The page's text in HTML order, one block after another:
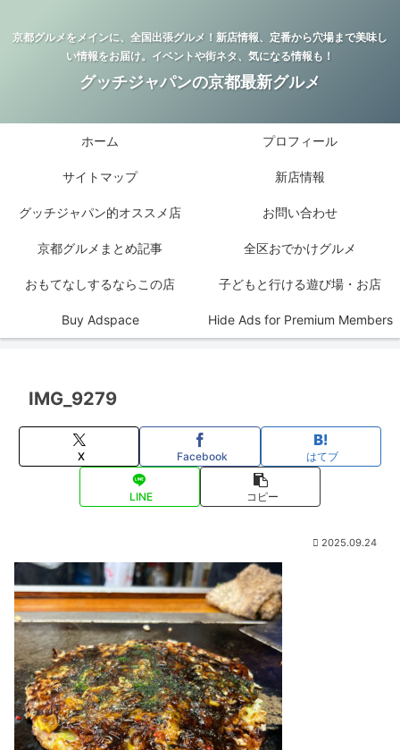
京都グルメをメインに、全国出張グルメ！新店情報、定番から穴場まで美味し
い情報をお届け。イベントや街ネタ、気になる情報も！
グッチジャパンの京都最新グルメ
ホーム プロフィール
サイトマップ 新店情報
グッチジャパン的オススメ店 お問い合わせ
京都グルメまとめ記事 全区おでかけグルメ
おもてなしするならこの店 子どもと行ける遊び場・お店
Buy Adspace Hide Ads for Premium Members
IMG_9279
X Facebook はてブ
LINE コピー
2025.09.24